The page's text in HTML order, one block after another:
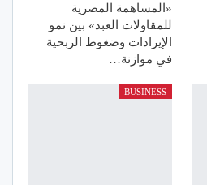
«المساهمة المصرية
للمقاولات العبد» بين نمو
الإيرادات وضغوط الربحية
في موازنة…
BUSINESS